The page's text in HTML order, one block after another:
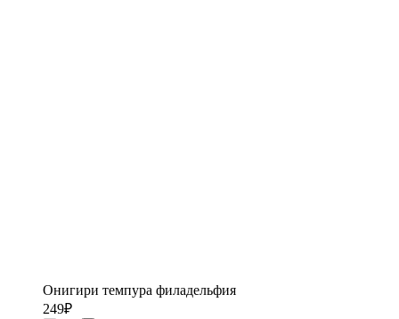
Онигири темпура филадельфия
249₽